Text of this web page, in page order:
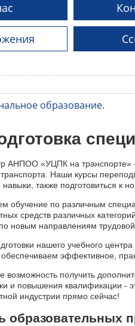
образование.
АНПОО «УЦПК на транспорте» -
Наши курсы
также подготовиться к
обучение по различным
средств различных
новым направлениям трудовой
нашего учебного
эффективное,
возможность получить
и повышения квалификации -
индустрии прямо сейчас!
образовательных